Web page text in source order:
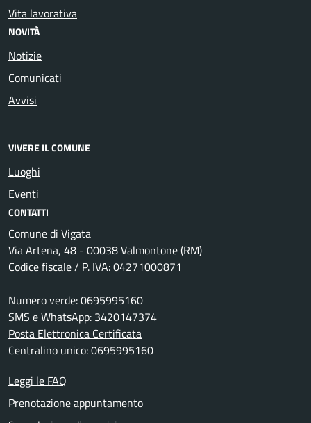
Vita lavorativa
NOVITÀ
Notizie
Comunicati
Avvisi
VIVERE IL COMUNE
Luoghi
Eventi
CONTATTI
Comune di Vigata
Via Artena, 48 - 00038 Valmontone (RM)
Codice fiscale / P. IVA: 04271000871
Numero verde: 0695995160
SMS e WhatsApp: 3420147374
Posta Elettronica Certificata
Centralino unico: 0695995160
Leggi le FAQ
Prenotazione appuntamento